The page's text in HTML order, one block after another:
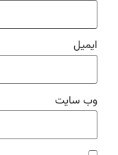
ایمیل
وب‌ سایت